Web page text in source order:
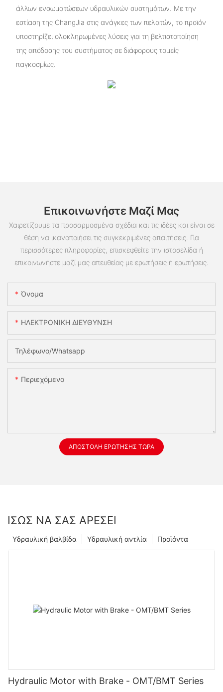
άλλων ενσωματώσεων υδραυλικών συστημάτων. Με την
εστίαση της ChangJia στις ανάγκες των πελατών, το προϊόν
υποστηρίζει ολοκληρωμένες λύσεις για τη βελτιστοποίηση
της απόδοσης του συστήματος σε διάφορους τομείς
παγκοσμίως.
Επικοινωνήστε Μαζί Μας
Χαιρετίζουμε τα προσαρμοσμένα σχέδια και τις ιδέες και είναι σε
θέση να ικανοποιήσει τις συγκεκριμένες απαιτήσεις. Για
περισσότερες πληροφορίες, επισκεφθείτε την ιστοσελίδα ή
επικοινωνήστε μαζί μας απευθείας με ερωτήσεις ή ερωτήσεις.
Όνομα
ΗΛΕΚΤΡΟΝΙΚΗ ΔΙΕΥΘΥΝΣΗ
Τηλέφωνο/whatsapp
Περιεχόμενο
ΑΠΟΣΤΟΛΉ ΕΡΏΤΗΣΗΣ ΤΏΡΑ
ΊΣΩΣ ΝΑ ΣΑΣ ΑΡΈΣΕΙ
Προϊόντα
Υδραυλική αντλία
Υδραυλική βαλβίδα
Hydraulic Motor with Brake - OMT/BMT Series